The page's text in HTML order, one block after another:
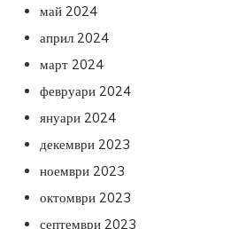
май 2024
април 2024
март 2024
февруари 2024
януари 2024
декември 2023
ноември 2023
октомври 2023
септември 2023